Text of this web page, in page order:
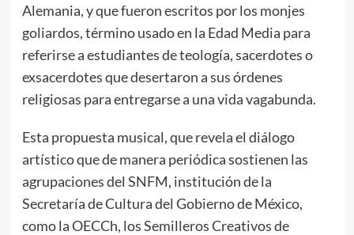
Alemania, y que fueron escritos por los monjes
goliardos, término usado en la Edad Media para
referirse a estudiantes de teología, sacerdotes o
exsacerdotes que desertaron a sus órdenes
religiosas para entregarse a una vida vagabunda.
Esta propuesta musical, que revela el diálogo
artístico que de manera periódica sostienen las
agrupaciones del SNFM, institución de la
Secretaría de Cultura del Gobierno de México,
como la OECCh, los Semilleros Creativos de